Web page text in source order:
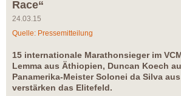
Race“
24.03.15
Quelle: Pressemitteilung
15 internationale Marathonsieger im
Lemma aus Äthiopien, Duncan Koech
Panamerika-Meister Solonei da Silva
verstärken das Elitefeld.